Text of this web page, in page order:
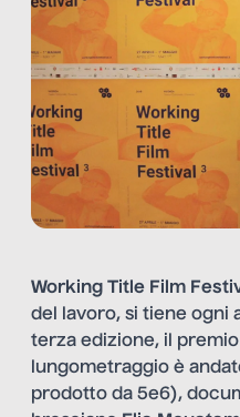
Working Title Film
del lavoro, si tiene ogni
terza edizione, il
lungometraggio è
prodotto da 5e6),